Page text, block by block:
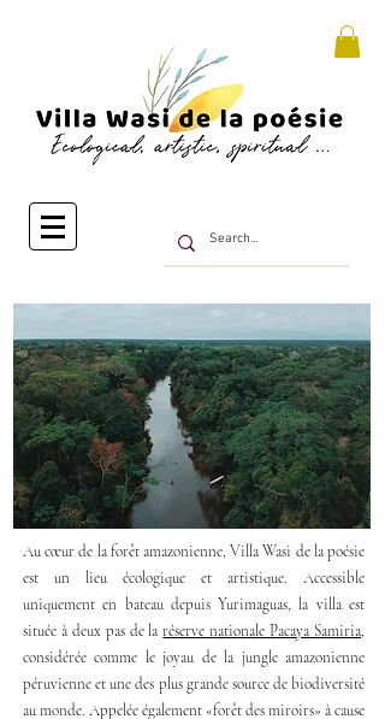
Au cœur de la forêt amazonienne, Villa Wasi de la poésie
est un lieu écologique et artistique. Accessible
uniquement en bateau depuis Yurimaguas, la villa est
située à deux pas de laréserve nationale Pacaya Samiria,
considérée comme le joyau de la jungle amazonienne
péruvienne et une des plus grande source de biodiversité
au monde. Appelée également «forêt des miroirs» à cause